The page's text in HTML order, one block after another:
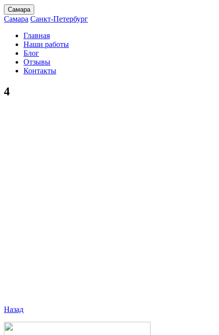
Самара
Самара Санкт-Петербург
Главная
Наши работы
Блог
Отзывы
Контакты
4
Назад